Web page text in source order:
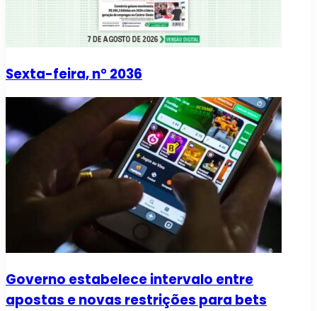
Sexta-feira, n° 2036
Governo estabelece intervalo entre
apostas e novas restrições para bets